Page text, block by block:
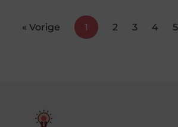
« Vorige 1 2 3 4 5